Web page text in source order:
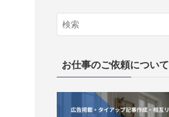
お仕事のご依頼について